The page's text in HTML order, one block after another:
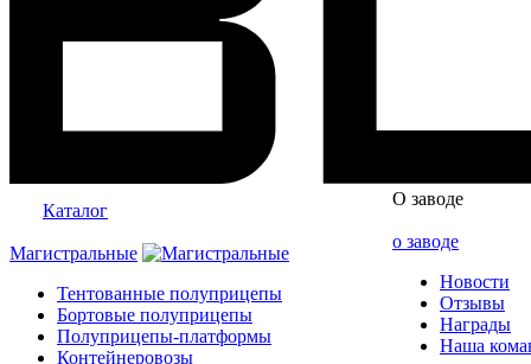
Каталог
Магистральные
Тентованные полуприцепы
Бортовые полуприцепы
Полуприцепы-платформы
Контейнеровозы
О заводе
о заводе
Новости
Отзывы
Награды
Наша